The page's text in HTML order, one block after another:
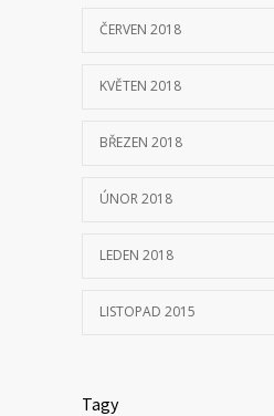
ČERVEN 2018
KVĚTEN 2018
BŘEZEN 2018
ÚNOR 2018
LEDEN 2018
LISTOPAD 2015
Tagy